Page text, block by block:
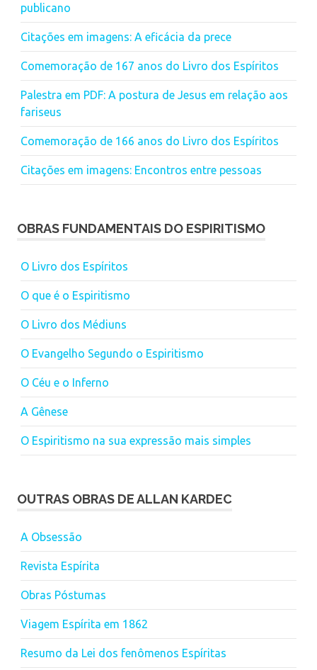
publicano
Citações em imagens: A eficácia da prece
Comemoração de 167 anos do Livro dos Espíritos
Palestra em PDF: A postura de Jesus em relação aos
fariseus
Comemoração de 166 anos do Livro dos Espíritos
Citações em imagens: Encontros entre pessoas
OBRAS FUNDAMENTAIS DO ESPIRITISMO
O Livro dos Espíritos
O que é o Espiritismo
O Livro dos Médiuns
O Evangelho Segundo o Espiritismo
O Céu e o Inferno
A Gênese
O Espiritismo na sua expressão mais simples
OUTRAS OBRAS DE ALLAN KARDEC
A Obsessão
Revista Espírita
Obras Póstumas
Viagem Espírita em 1862
Resumo da Lei dos fenômenos Espíritas